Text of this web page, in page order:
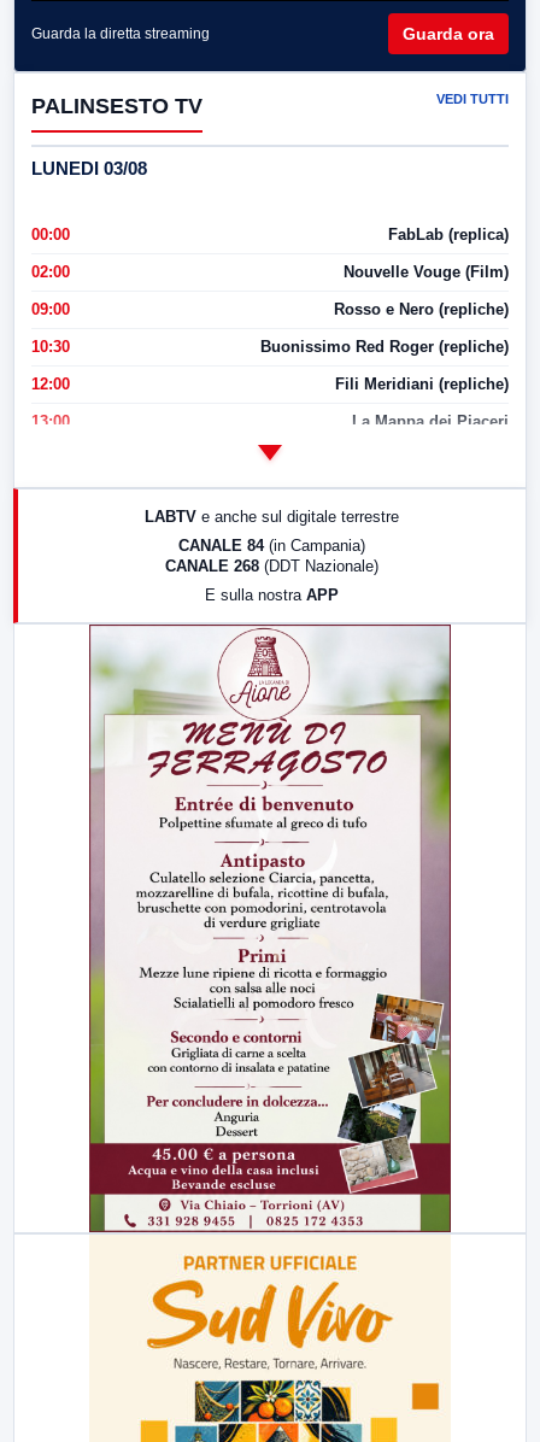
Guarda la diretta streaming Guarda ora
PALINSESTO TV VEDI TUTTI
LUNEDI 03/08
00:00 FabLab (replica)
02:00 Nouvelle Vouge (Film)
09:00 Rosso e Nero (repliche)
10:30 Buonissimo Red Roger (repliche)
12:00 Fili Meridiani (repliche)
13:00 La Mappa dei Piaceri
LABTV e anche sul digitale terrestre
CANALE 84 (in Campania)
CANALE 268 (DDT Nazionale)
E sulla nostra APP